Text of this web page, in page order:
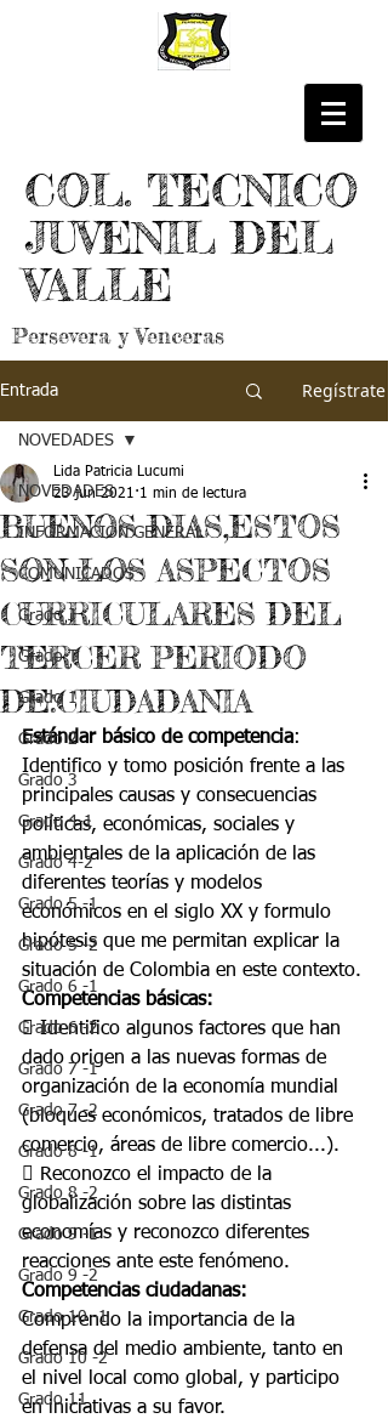
COL. TECNICO
JUVENIL DEL
VALLE
Persevera y Venceras
Entrada Regístrate
NOVEDADES
INFORMACIÓN GENERAL
COMUNICADOS
Grado J
Grado T
Grado 1
Grado 2
Grado 3
Grado 4-1
Grado 4-2
Grado 5 -1
Grado 5 -2
Grado 6 -1
Grado 6 -2
Grado 7 -1
Grado 7 -2
Grado 8 -1
Grado 8 -2
Grado 9 -1
Grado 9 -2
Grado 10 -1
Grado 10 -2
Grado 11
NOVEDADES
BUENOS DIAS,ESTOS
SON LOS ASPECTOS
CURRICULARES DEL
TERCER PERIODO
DE:CIUDADANIA
Lida Patricia Lucumi
23 jun 2021 1 min de lectura
Estándar básico de competencia:
Identifico y tomo posición frente a las
principales causas y consecuencias
políticas, económicas, sociales y
ambientales de la aplicación de las
diferentes teorías y modelos
económicos en el siglo XX y formulo
hipótesis que me permitan explicar la
situación de Colombia en este contexto.
Competencias básicas:
 Identifico algunos factores que han
dado origen a las nuevas formas de
organización de la economía mundial
(bloques económicos, tratados de libre
comercio, áreas de libre comercio...).
 Reconozco el impacto de la
globalización sobre las distintas
economías y reconozco diferentes
reacciones ante este fenómeno.
Competencias ciudadanas:
Comprendo la importancia de la
defensa del medio ambiente, tanto en
el nivel local como global, y participo
en iniciativas a su favor.